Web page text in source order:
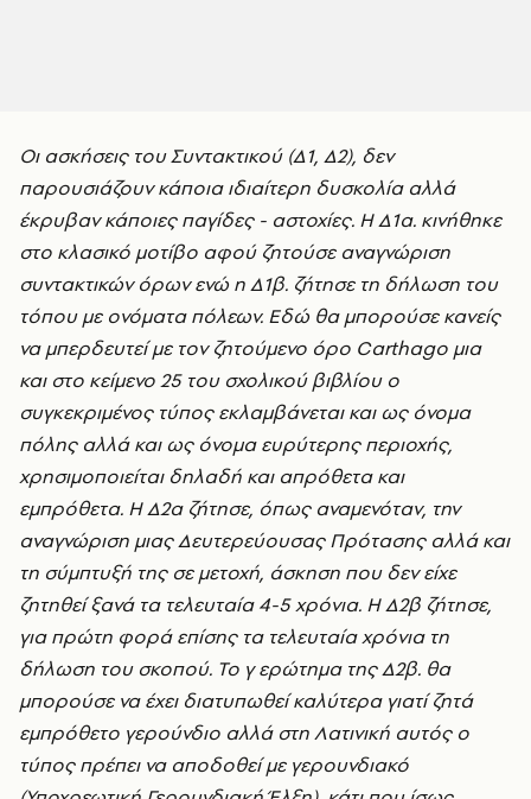
Οι ασκήσεις του Συντακτικού (Δ1, Δ2), δεν
παρουσιάζουν κάποια ιδιαίτερη δυσκολία αλλά
έκρυβαν κάποιες παγίδες - αστοχίες. Η Δ1α. κινήθηκε
στο κλασικό μοτίβο αφού ζητούσε αναγνώριση
συντακτικών όρων ενώ η Δ1β. ζήτησε τη δήλωση του
τόπου με ονόματα πόλεων. Εδώ θα μπορούσε κανείς
να μπερδευτεί με τον ζητούμενο όρο Carthago μια
και στο κείμενο 25 του σχολικού βιβλίου ο
συγκεκριμένος τύπος εκλαμβάνεται και ως όνομα
πόλης αλλά και ως όνομα ευρύτερης περιοχής,
χρησιμοποιείται δηλαδή και απρόθετα και
εμπρόθετα. Η Δ2α ζήτησε, όπως αναμενόταν, την
αναγνώριση μιας Δευτερεύουσας Πρότασης αλλά και
τη σύμπτυξή της σε μετοχή, άσκηση που δεν είχε
ζητηθεί ξανά τα τελευταία 4-5 χρόνια. Η Δ2β ζήτησε,
για πρώτη φορά επίσης τα τελευταία χρόνια τη
δήλωση του σκοπού. Το γ ερώτημα της Δ2β. θα
μπορούσε να έχει διατυπωθεί καλύτερα γιατί ζητά
εμπρόθετο γερούνδιο αλλά στη Λατινική αυτός ο
τύπος πρέπει να αποδοθεί με γερουνδιακό